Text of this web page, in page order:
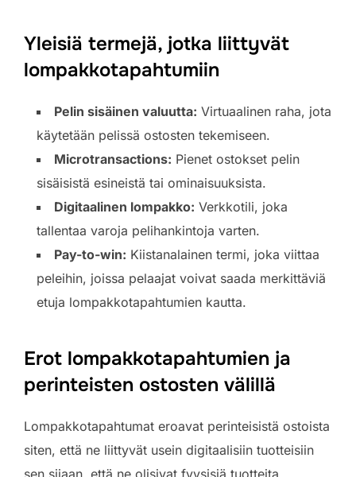
Yleisiä termejä, jotka liittyvät
lompakkotapahtumiin
Pelin sisäinen valuutta: Virtuaalinen raha, jota
käytetään pelissä ostosten tekemiseen.
Microtransactions: Pienet ostokset pelin
sisäisistä esineistä tai ominaisuuksista.
Digitaalinen lompakko: Verkkotili, joka
tallentaa varoja pelihankintoja varten.
Pay-to-win: Kiistanalainen termi, joka viittaa
peleihin, joissa pelaajat voivat saada merkittäviä
etuja lompakkotapahtumien kautta.
Erot lompakkotapahtumien ja
perinteisten ostosten välillä
Lompakkotapahtumat eroavat perinteisistä ostoista
siten, että ne liittyvät usein digitaalisiin tuotteisiin
sen sijaan, että ne olisivat fyysisiä tuotteita.